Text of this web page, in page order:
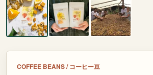
COFFEE BEANS / コーヒー豆